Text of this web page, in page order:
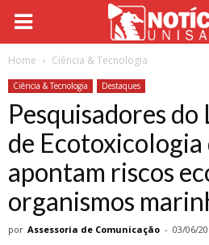
Home Ciência & Tecnologia
Ciência & Tecnologia Destaques
Pesquisadores
de
apontam riscos
organismos
por Assessoria de Comunicação - 03/06/